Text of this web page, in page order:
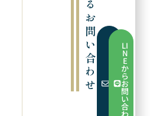
る
お
問
い
合
わ
せ
フ
ら
お
LI
N
E
か
ら
お
問
い
合